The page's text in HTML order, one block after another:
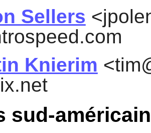
Sellers
Knierim
sud-